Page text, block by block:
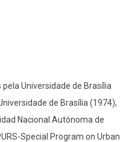
Universidade de Brasília
de Brasília (1974),
Nacional Autónoma de
Special Program on Urban